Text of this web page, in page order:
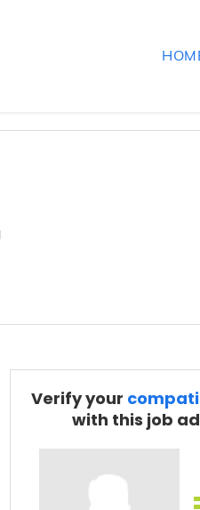
Print
Tell a
Verify your
with this job ad